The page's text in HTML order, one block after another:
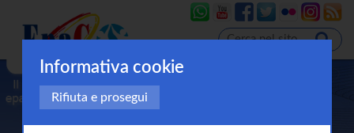
Informativa cookie
Rifiuta e prosegui